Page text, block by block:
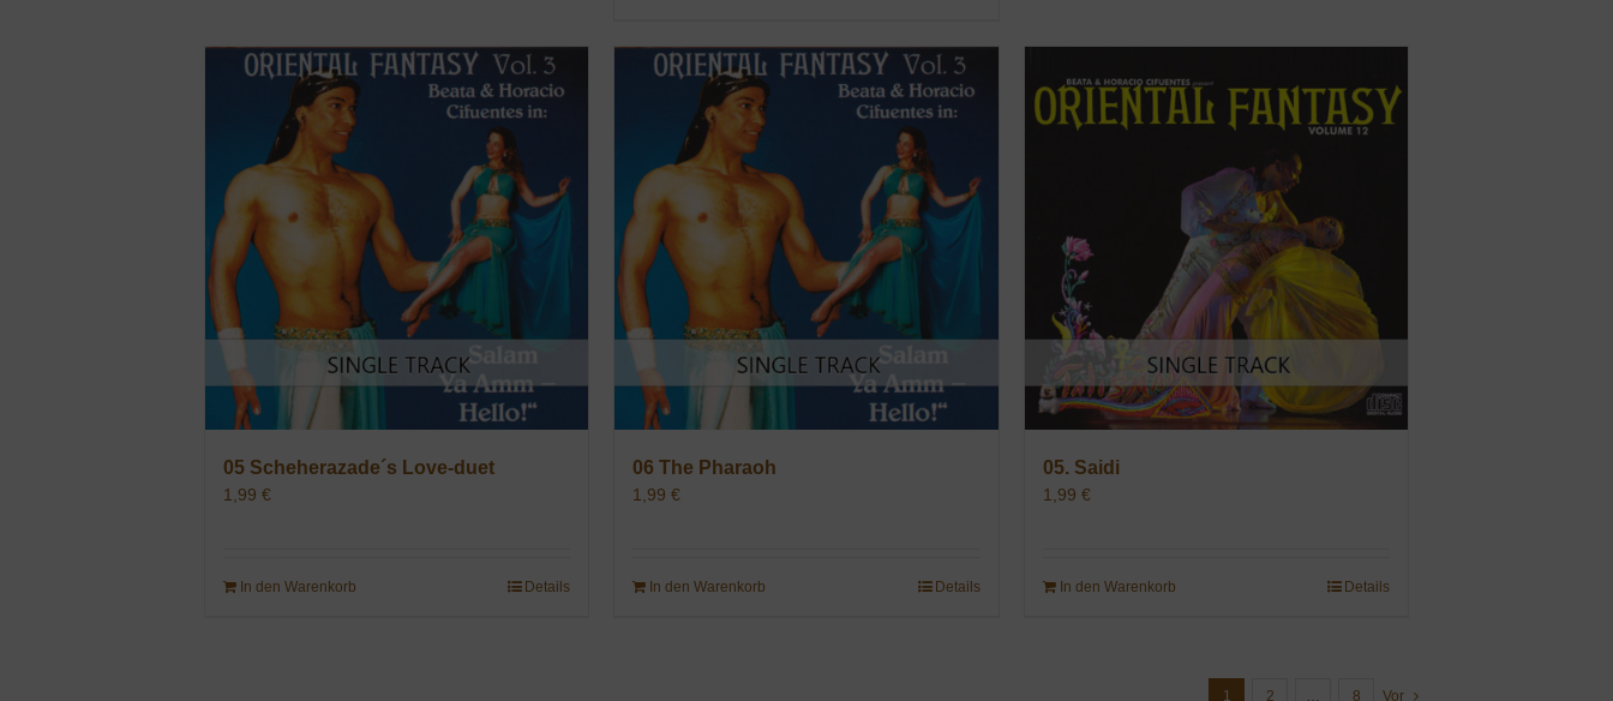
05 Scheherazade´s Love-duet
1,99 €
In den Warenkorb Details
06 The Pharaoh
1,99€
In den Warenkorb Details
05. Saidi
1,99 €
In den Warenkorb Details
1 2 … 8 Vor